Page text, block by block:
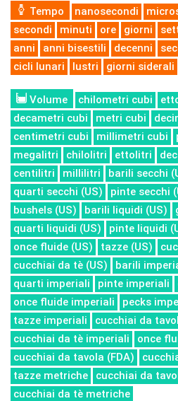
Tempo nanosecondi
secondi
minuti ore giorni
anni
anni bisestili decenni
cicli lunari
lustri giorni siderali
Volume chilometri cubi
decametri cubi
metri cubi
centimetri cubi
millimetri cubi
megalitri
chilolitri ettolitri
centilitri
millilitri barili secchi
quarti secchi (US)
pinte secchi
bushels (US)
barili liquidi (US)
quarti liquidi (US)
pinte liquidi
once fluide (US)
tazze (US)
cucchiai da tè (US)
barili
quarti imperiali
pinte imperiali
once fluide imperiali
pecks
tazze imperiali
cucchiai da
cucchiai da tè imperiali
once
cucchiai da tavola (FDA)
tazze metriche
cucchiai da
cucchiai da tè metriche